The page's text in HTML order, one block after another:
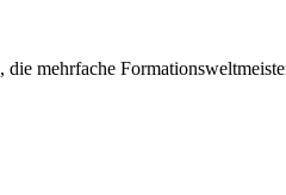
mehrfache